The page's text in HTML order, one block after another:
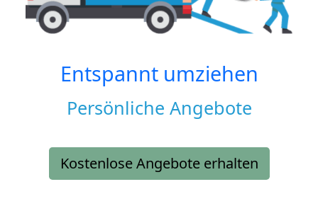
Entspannt umziehen
Persönliche Angebote
Kostenlose Angebote erhalten